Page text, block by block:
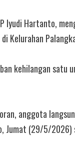
Iyudi Hartanto,
Kelurahan
kehilangan satu
anggota
Jumat (29/5/2026)